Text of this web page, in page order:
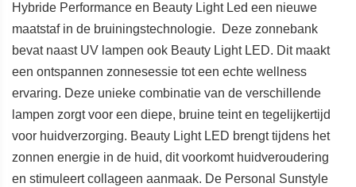
Hybride Performance en Beauty Light Led een nieuwe
maatstaf in de bruiningstechnologie. Deze zonnebank
bevat naast UV lampen ook Beauty Light LED. Dit maakt
een ontspannen zonnesessie tot een echte wellness
ervaring. Deze unieke combinatie van de verschillende
lampen zorgt voor een diepe, bruine teint en tegelijkertijd
voor huidverzorging. Beauty Light LED brengt tijdens het
zonnen energie in de huid, dit voorkomt huidveroudering
en stimuleert collageen aanmaak. De Personal Sunstyle